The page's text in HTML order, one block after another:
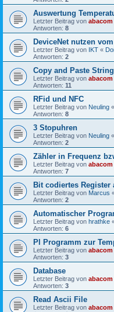
Auswertung
Letzter Beitrag von abacom
Antworten: 8
DeviceNet nutzen
Letzter Beitrag von IKT «
Antworten: 2
Copy and Paste
Letzter Beitrag von abacom
Antworten: 11
RFid und NFC
Letzter Beitrag von Neuling «
Antworten: 8
3 Stopuhren
Letzter Beitrag von Neuling «
Antworten: 2
Zähler in Frequenz
Letzter Beitrag von abacom
Antworten: 7
Bit codiertes Register
Letzter Beitrag von Marcus
Antworten: 2
Automatischer
Letzter Beitrag von hrathke
Antworten: 6
Pl Programm zur
Letzter Beitrag von abacom
Antworten: 3
Database
Letzter Beitrag von abacom
Antworten: 3
Read Ascii File
Letzter Beitrag von abacom